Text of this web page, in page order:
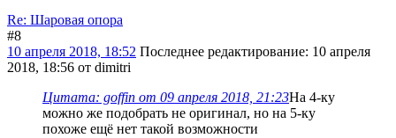
Re: Шаровая опора
#8
10 апреля 2018, 18:52 Последнее редактирование: 10 апреля
2018, 18:56 от dimitri
Цитата: goffin от 09 апреля 2018, 21:23На 4-ку
можно же подобрать не оригинал, но на 5-ку
похоже ещё нет такой возможности